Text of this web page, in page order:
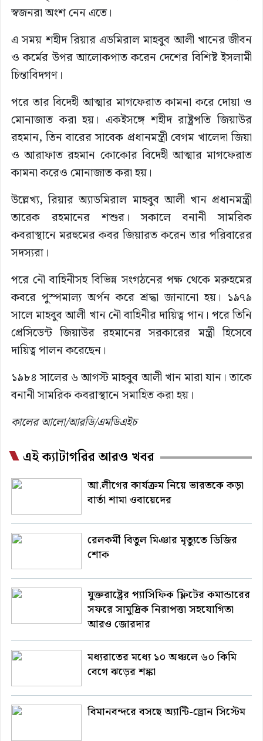
স্বজনরা অংশ নেন এতে।
এ সময় শহীদ রিয়ার এডমিরাল মাহবুব আলী খানের জীবন
ও কর্মের উপর আলোকপাত করেন দেশের বিশিষ্ট ইসলামী
চিন্তাবিদগণ।
পরে তার বিদেহী আত্মার মাগফেরাত কামনা করে দোয়া ও
মোনাজাত করা হয়। একইসঙ্গে শহীদ রাষ্ট্রপতি জিয়াউর
রহমান, তিন বারের সাবেক প্রধানমন্ত্রী বেগম খালেদা জিয়া
ও আরাফাত রহমান কোকোর বিদেহী আত্মার মাগফেরাত
কামনা করেও মোনাজাত করা হয়।
উল্লেখ্য, রিয়ার অ্যাডমিরাল মাহবুব আলী খান প্রধানমন্ত্রী
তারেক রহমানের শশুর। সকালে বনানী সামরিক
কবরাস্থানে মরহুমের কবর জিয়ারত করেন তার পরিবারের
সদস্যরা।
পরে নৌ বাহিনীসহ বিভিন্ন সংগঠনের পক্ষ থেকে মরুহমের
কবরে পুস্পমাল্য অর্পন করে শ্রদ্ধা জানানো হয়। ১৯৭৯
সালে মাহবুব আলী খান নৌ বাহিনীর দায়িত্ব পান। পরে তিনি
প্রেসিডেন্ট জিয়াউর রহমানের সরকারের মন্ত্রী হিসেবে
দায়িত্ব পালন করেছেন।
১৯৮৪ সালের ৬ আগস্ট মাহবুব আলী খান মারা যান। তাকে
বনানী সামরিক কবরাস্থানে সমাহিত করা হয়।
কালের আলো/আরডি/এমডিএইচ
এই ক্যাটাগরির আরও খবর
আ.লীগের কার্যক্রম নিয়ে ভারতকে কড়া
বার্তা শামা ওবায়েদের
রেলকর্মী বিতুল মিঞার মৃত্যুতে ডিজির
শোক
যুক্তরাষ্ট্রের প্যাসিফিক ফ্লিটের কমান্ডারের
সফরে সামুদ্রিক নিরাপত্তা সহযোগিতা
আরও জোরদার
মধ্যরাতের মধ্যে ১০ অঞ্চলে ৬০ কিমি
বেগে ঝড়ের শঙ্কা
বিমানবন্দরে বসছে অ্যান্টি-ড্রোন সিস্টেম